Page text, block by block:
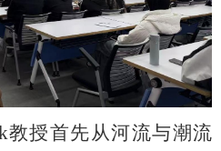
教授首先从河流与潮流